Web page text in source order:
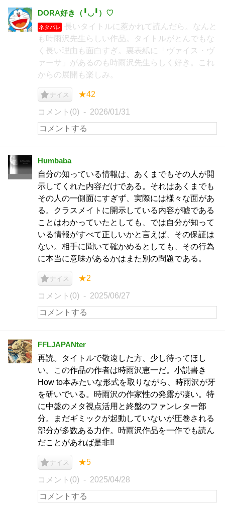
DORA好き（╹◡╹）♡
ネタバレ
長いタイトルに惹かれて読んだら。なんと
も時雨沢先生らしい作品。タイトルがとんでもな
く長い理由も面白すぎ。裏表紙に「ヴァイス・ヴ
ァーサ」があるのも時雨沢先生らしく好き。これ
からの展開も楽しみ。
ナイス ★42
コメント(0) 2026/01/31
Humbaba
自分の知っている情報は、あくまでもその人が開
示してくれた内容だけである。それはあくまでも
その人の一側面にすぎず、実際には様々な面があ
る。クラスメイトに開示している内容が嘘である
ことはわかっていたとしても、では自分が知って
いる情報がすべて正しいかと言えば、その保証は
ない。相手に聞いて確かめるとしても、その行為
に本当に意味があるかはまた別の問題である。
ナイス ★2
コメント(0) 2025/06/27
FFLJAPANter
再読。タイトルで敬遠した方、少し待ってほし
い。この作品の作者は時雨沢恵一だ。小説書き
How to本みたいな形式を取りながら、時雨沢が牙
を研いでいる。時雨沢の作家性の発露が凄い。特
に中盤のメタ視点活用と終盤のファンレター部
分。まだギミックが起動していないが圧巻される
部分が多数ある力作。時雨沢作品を一作でも読ん
だことがあれば是非!!
ナイス ★5
コメント(0) 2025/04/28